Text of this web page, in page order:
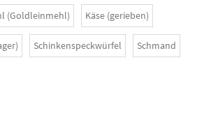
(Goldleinmehl) Käse (gerieben)
Schinkenspeckwürfel Schmand